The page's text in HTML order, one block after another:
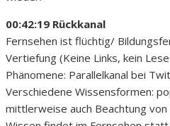
00:42:19 Rückkanal
Fernsehen ist flüchtig/
Vertiefung (Keine Links, kein
Phänomene: Parallelkanal bei
Verschiedene Wissensformen:
mittlerweise auch Beachtung